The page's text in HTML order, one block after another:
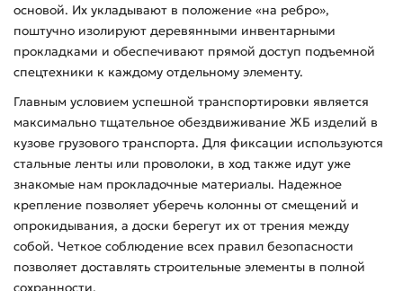
основой. Их укладывают в положение «на ребро»,
поштучно изолируют деревянными инвентарными
прокладками и обеспечивают прямой доступ подъемной
спецтехники к каждому отдельному элементу.
Главным условием успешной транспортировки является
максимально тщательное обездвиживание ЖБ изделий в
кузове грузового транспорта. Для фиксации используются
стальные ленты или проволоки, в ход также идут уже
знакомые нам прокладочные материалы. Надежное
крепление позволяет уберечь колонны от смещений и
опрокидывания, а доски берегут их от трения между
собой. Четкое соблюдение всех правил безопасности
позволяет доставлять строительные элементы в полной
сохранности.